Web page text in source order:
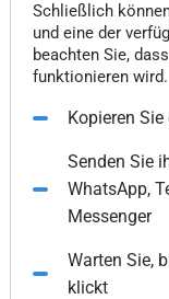
Schließlich
und eine der
beachten Sie,
funktionieren wird.
Kopieren
Senden Sie
WhatsApp,
Messenger
Warten Sie,
klickt